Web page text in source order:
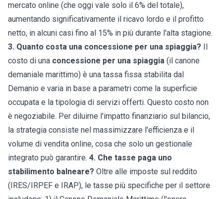
mercato online (che oggi vale solo il 6% del totale),
aumentando significativamente il ricavo lordo e il profitto
netto, in alcuni casi fino al 15% in più durante l'alta stagione.
3. Quanto costa una concessione per una spiaggia?
costo di una concessione per una spiaggia (il canone
demaniale marittimo) è una tassa fissa stabilita dal
Demanio e varia in base a parametri come la superficie
occupata e la tipologia di servizi offerti. Questo costo non
è negoziabile. Per diluirne l'impatto finanziario sul bilancio,
la strategia consiste nel massimizzare l'efficienza e il
volume di vendita online, cosa che solo un gestionale
integrato può garantire. 4. Che tasse paga uno
stabilimento balneare? Oltre alle imposte sul reddito
(IRES/IRPEF e IRAP), le tasse più specifiche per il settore